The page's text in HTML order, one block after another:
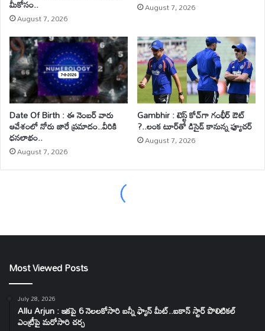
Most Viewed Posts
July 28, 2026
Allu Arjun : ఇకపై 6 నెలలకోసారి బన్నీ ఫ్యాన్ మీట్..ఐకాన్ స్టార్ పొలిటికల్
ఎంట్రీపై మరోసారి చర్చ